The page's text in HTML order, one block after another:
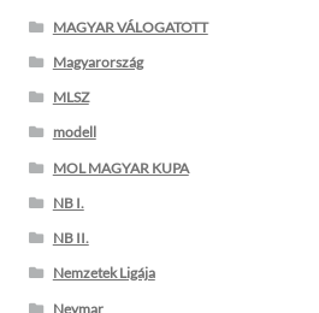
MAGYAR VÁLOGATOTT
Magyarország
MLSZ
modell
MOL MAGYAR KUPA
NB I.
NB II.
Nemzetek Ligája
Neymar